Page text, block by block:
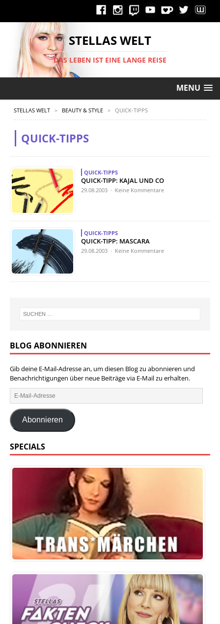
STELLAS WELT
DAS LEBEN IST EINE LANGE REISE
MENU
STELLAS WELT > BEAUTY & STYLE > QUICK-TIPPS
QUICK-TIPPS
QUICK-TIPPS
QUICK-TIPP: KAJAL UND CO
29.08.2003 · Keine Kommentare
QUICK-TIPPS
QUICK-TIPP: MASCARA
29.08.2003 · Keine Kommentare
BLOG ABONNIEREN
Gib deine E-Mail-Adresse an, um diesen Blog zu abonnieren und
Benachrichtigungen über neue Beiträge via E-Mail zu erhalten.
Abonnieren
SPECIALS